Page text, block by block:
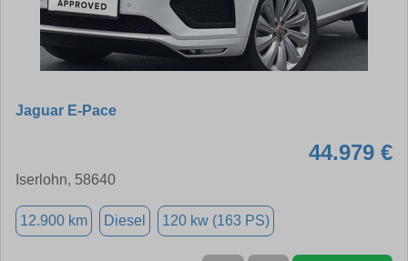
Jaguar E-Pace
44.979 €
Iserlohn, 58640
12.900 km Diesel 120 kw (163 PS)